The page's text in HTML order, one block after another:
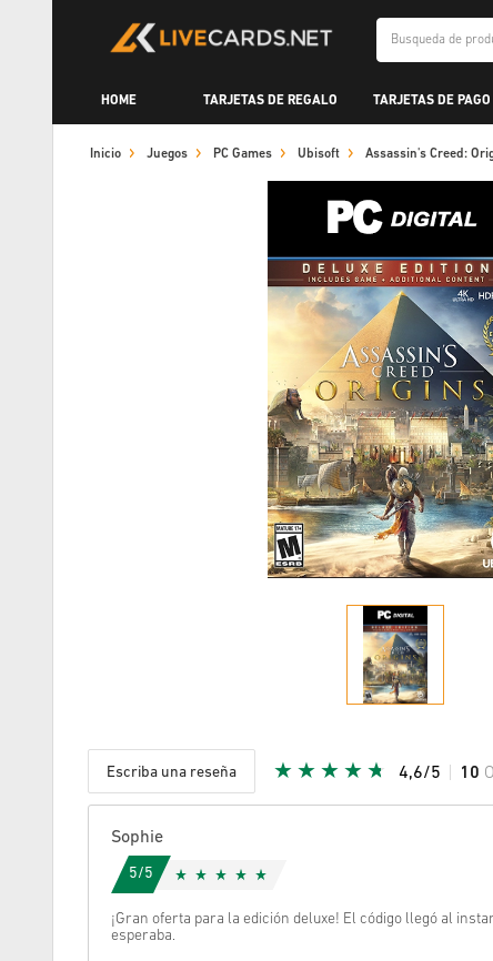
HOME TARJETAS DE REGALO TARJETAS DE
Inicio Juegos PC Games Ubisoft Assassin's Creed:
Escriba una reseña 4,6/5 10
Sophie
5/5
¡Gran oferta para la edición deluxe! El código llegó al
esperaba.